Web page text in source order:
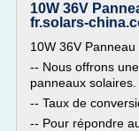
10W 36V
fr.solars-
10W 36V
-- Nous offrons
panneaux solaires.
-- Taux de
-- Pour répondre